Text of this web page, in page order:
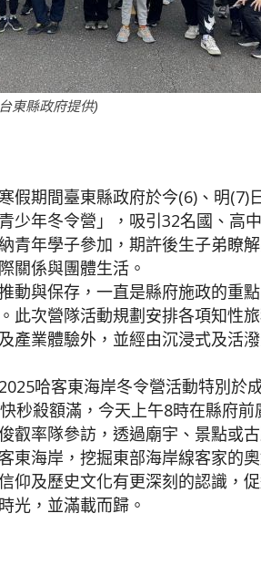
東縣政府提供)
假期間臺東縣政府於今(6)、明(7)
少年冬令營」，吸引32名國、高
青年學子參加，期許後生子弟瞭
關係與團體生活。
動與保存，一直是縣府施政的重
此次營隊活動規劃安排各項知性
產業體驗外，並經由沉浸式及活
哈客東海岸冬令營活動特別於
秒殺額滿，今天上午8時在縣府
叡率隊參訪，透過廟宇、景點或
東海岸，挖掘東部海岸線客家的
仰及歷史文化有更深刻的認識，
光，並滿載而歸。